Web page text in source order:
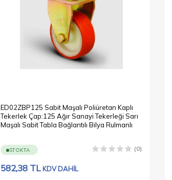
ED02ZBP125 Sabit Maşalı Poliüretan Kaplı
Tekerlek Çap:125 Ağır Sanayi Tekerleği Sarı
Maşalı Sabit Tabla Bağlantılı Bilya Rulmanlı
STOKTA (0)
582,38 TL KDV DAHİL